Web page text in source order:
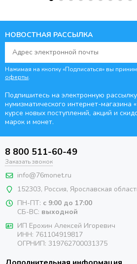
НОВОСТНАЯ РАССЫЛКА
Нажимая на кнопку «Подписаться» вы
оферты.
Подпишитесь на электронную
нумизматического интернет-магазина
курсе новых поступлений, акций и
марок и монет.
8 800 511-60-49
Заказать звонок
info@76monet.ru
152303, Россия, Ярославская
ПН-ПТ: с 9:00 до 17:00
СБ-ВС: выходной
ИП Ерохин Алексей Игоревич
ИНН: 761104919817
ОГРНИП: 319762700031375